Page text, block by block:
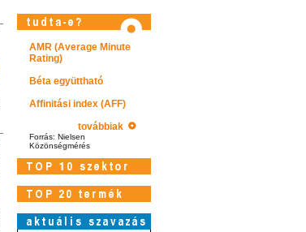
AMR (Average Minute
Rating)
Béta együttható
Affinitási index (AFF)
továbbiak
Forrás: Nielsen
Közönségmérés